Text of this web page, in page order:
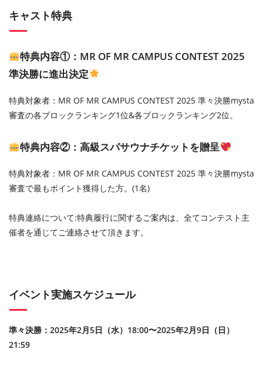
キャスト特典
特典内容①：MR OF MR CAMPUS CONTEST 2025
準決勝に進出決定
特典対象者：MR OF MR CAMPUS CONTEST 2025 準々決勝mysta
審査の各ブロックランキング1位&各ブロックランキング2位。
特典内容②：⾼級スパサウナチケットを贈呈
特典対象者：MR OF MR CAMPUS CONTEST 2025 準々決勝mysta
審査で最もポイント獲得した⽅。(1名)
特典連絡について:特典履⾏に関するご案内は、全てコンテスト主
催者を通じてご連絡させて頂きます。
イベント実施スケジュール
準々決勝：2025年2⽉5⽇（⽔）18:00〜2025年2⽉9⽇（⽇）
21:59